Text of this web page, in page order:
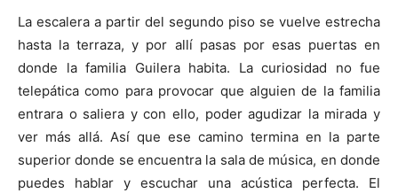
La escalera a partir del segundo piso se vuelve estrecha
hasta la terraza, y por allí pasas por esas puertas en
donde la familia Guilera habita. La curiosidad no fue
telepática como para provocar que alguien de la familia
entrara o saliera y con ello, poder agudizar la mirada y
ver más allá. Así que ese camino termina en la parte
superior donde se encuentra la sala de música, en donde
puedes hablar y escuchar una acústica perfecta. El